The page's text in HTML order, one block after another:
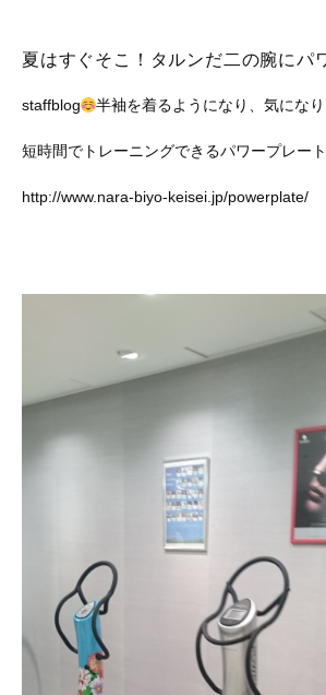
夏はすぐそこ！タルンだ二の腕にパ
staffblog 半袖を着るようになり、気になり
短時間でトレーニングできるパワープレー
http://www.nara-biyo-keisei.jp/powerplate/